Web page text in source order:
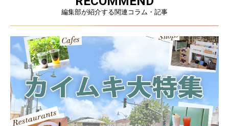
編集部が紹介する関連コラム・記事